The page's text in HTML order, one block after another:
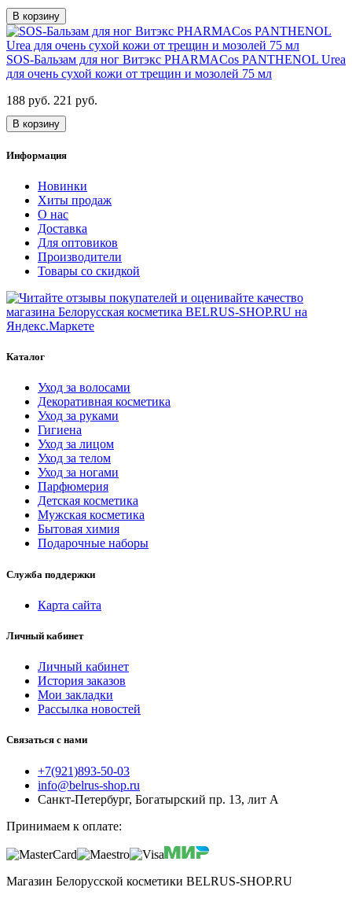
В корзину
SOS-Бальзам для ног Витэкс PHARMACos PANTHENOL Urea
для очень сухой кожи от трещин и мозолей 75 мл
188 руб. 221 руб.
В корзину
Информация
Новинки
Хиты продаж
О нас
Доставка
Для оптовиков
Производители
Товары со скидкой
Каталог
Уход за волосами
Декоративная косметика
Уход за руками
Гигиена
Уход за лицом
Уход за телом
Уход за ногами
Парфюмерия
Детская косметика
Мужская косметика
Бытовая химия
Подарочные наборы
Служба поддержки
Карта сайта
Личный кабинет
Личный кабинет
История заказов
Мои закладки
Рассылка новостей
Связаться с нами
+7(921)893-50-03
info@belrus-shop.ru
Санкт-Петербург, Богатырский пр. 13, лит А
Принимаем к оплате:
Магазин Белорусской косметики BELRUS-SHOP.RU